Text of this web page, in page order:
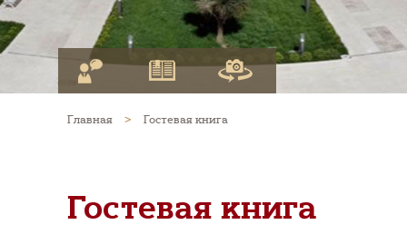
Главная > Гостевая книга
Гостевая книга